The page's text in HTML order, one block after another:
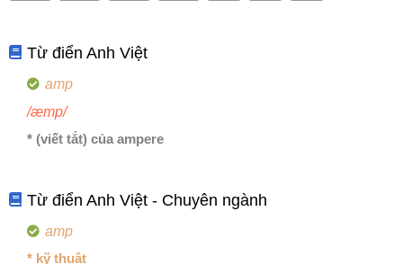
Từ điển Anh Việt
amp
/æmp/
* (viết tắt) của ampere
Từ điển Anh Việt - Chuyên ngành
amp
* kỹ thuật